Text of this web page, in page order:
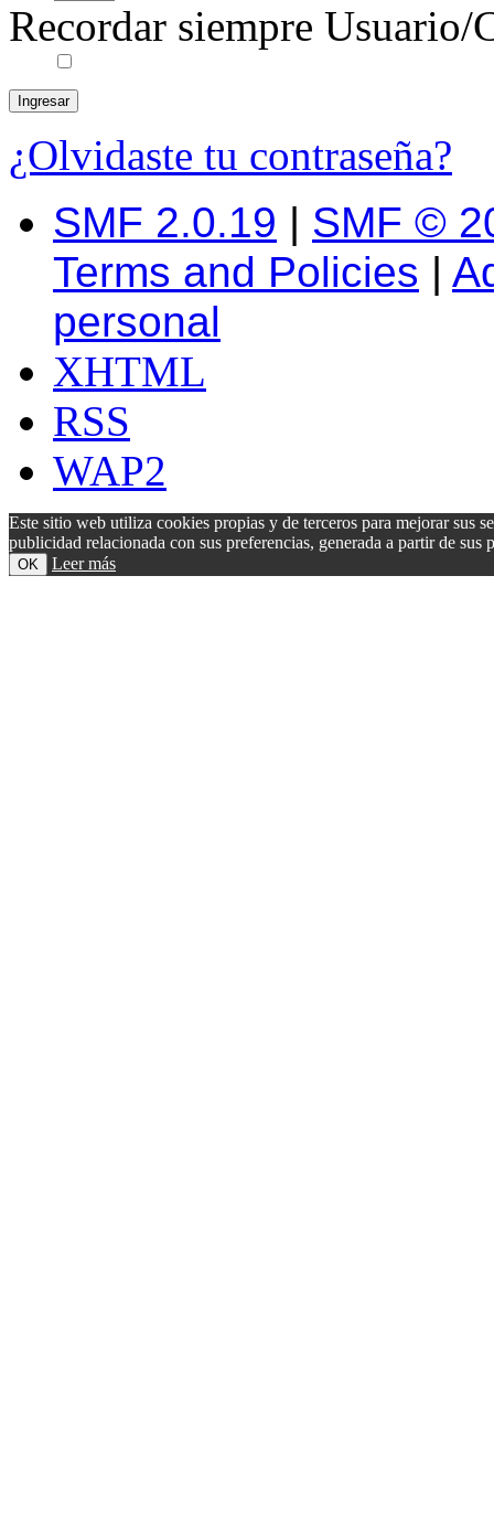
Recordar siempre Usuario/
¿Olvidaste tu contraseña?
SMF 2.0.19 | SMF ©
Terms and Policies |
personal
XHTML
RSS
WAP2
Este sitio web utiliza cookies propias y de terceros para mejorar sus
publicidad relacionada con sus preferencias, generada a partir de
OK Leer más